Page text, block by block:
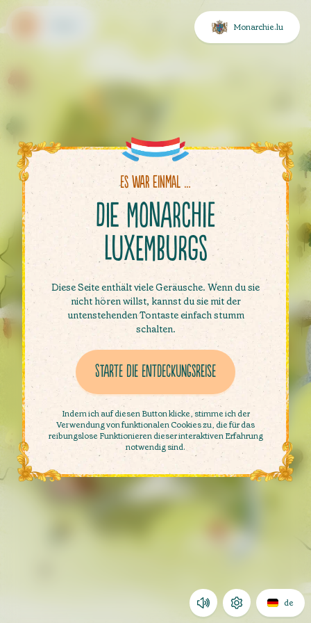
de
Monarchie.lu
Es war einmal …
Die Monarchie
Luxemburgs
Diese Seite enthält viele Geräusche. Wenn du sie
nicht hören willst, kannst du sie mit der
untenstehenden Tontaste einfach stumm
schalten.
Starte die Entdeckungsreise
Starte die Entdeckungsreise
Indem ich auf diesen Button klicke, stimme ich der
Verwendung von funktionalen Cookies zu, die für das
reibungslose Funktionieren dieser interaktiven Erfahrung
notwendig sind.